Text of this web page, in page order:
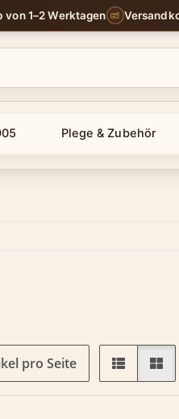
1–2 Werktagen
Plege & Zubehör
pro Seite